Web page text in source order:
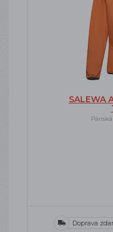
SALEWA
Doprava